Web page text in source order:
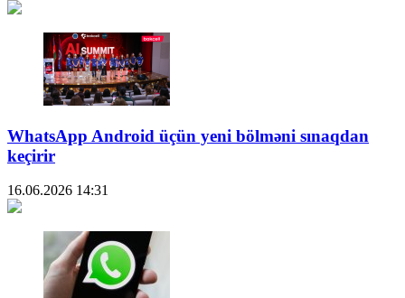
WhatsApp Android üçün yeni bölməni sınaqdan
keçirir
16.06.2026 14:31